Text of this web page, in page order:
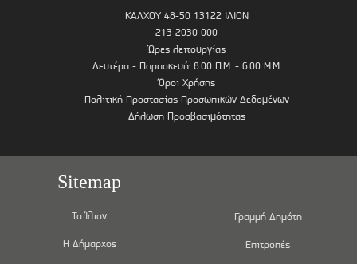
ΚΑΛΧΟΥ 48-50 13122 ΙΛΙΟΝ
213 2030 000
Ώρες λειτουργίας
Δευτέρα - Παρασκευή: 8.00 Π.Μ. - 6.00 Μ.Μ.
Όροι Χρήσης
Πολιτική Προστασίας Προσωπικών Δεδομένων
Δήλωση Προσβασιμότητας
Sitemap
Το Ίλιον
Η Δήμαρχος
Γραμμή Δημότη
Επιτροπές